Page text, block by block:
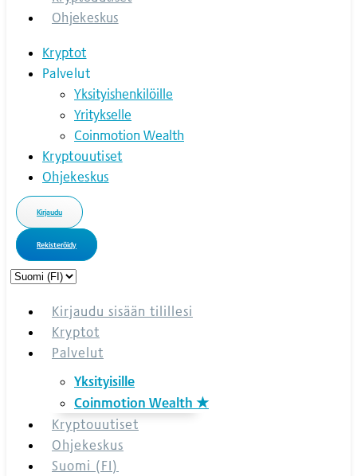
Ohjekeskus
Kryptot
Palvelut
Yksityishenkilöille
Yritykselle
Coinmotion Wealth
Kryptouutiset
Ohjekeskus
Kirjaudu
Rekisteröidy
Choose
languageKirjaudu sisään tilillesi
Kryptot
Palvelut
Yksityisille
Coinmotion Wealth ★
Kryptouutiset
Ohjekeskus
Suomi (FI)